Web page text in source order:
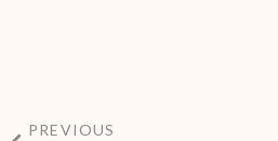
PREVIOUS